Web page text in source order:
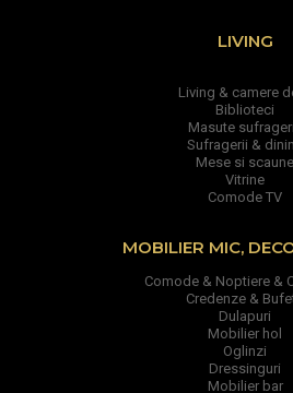
LIVING
Living & camere
Biblioteci
Masute
Sufragerii &
Mese si scaune
Vitrine
Comode TV
MOBILIER MIC,
Comode & Noptiere &
Credenze &
Dulapuri
Mobilier hol
Oglinzi
Dressinguri
Mobilier bar